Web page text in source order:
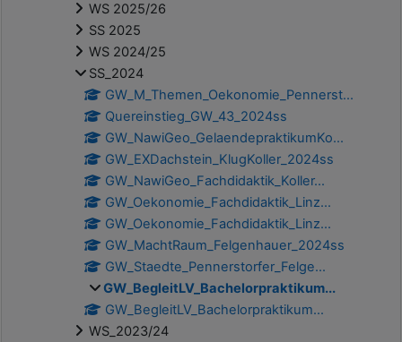
WS 2025/26
SS 2025
WS 2024/25
SS_2024
GW_M_Themen_Oekonomie_Pennerst...
Quereinstieg_GW_43_2024ss
GW_NawiGeo_GelaendepraktikumKo...
GW_EXDachstein_KlugKoller_2024ss
GW_NawiGeo_Fachdidaktik_Koller...
GW_Oekonomie_Fachdidaktik_Linz...
GW_Oekonomie_Fachdidaktik_Linz...
GW_MachtRaum_Felgenhauer_2024ss
GW_Staedte_Pennerstorfer_Felge...
GW_BegleitLV_Bachelorpraktikum...
GW_BegleitLV_Bachelorpraktikum...
WS_2023/24